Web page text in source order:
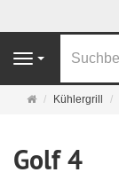
Navigation
Startseite
Kühlergrill
Golf 4